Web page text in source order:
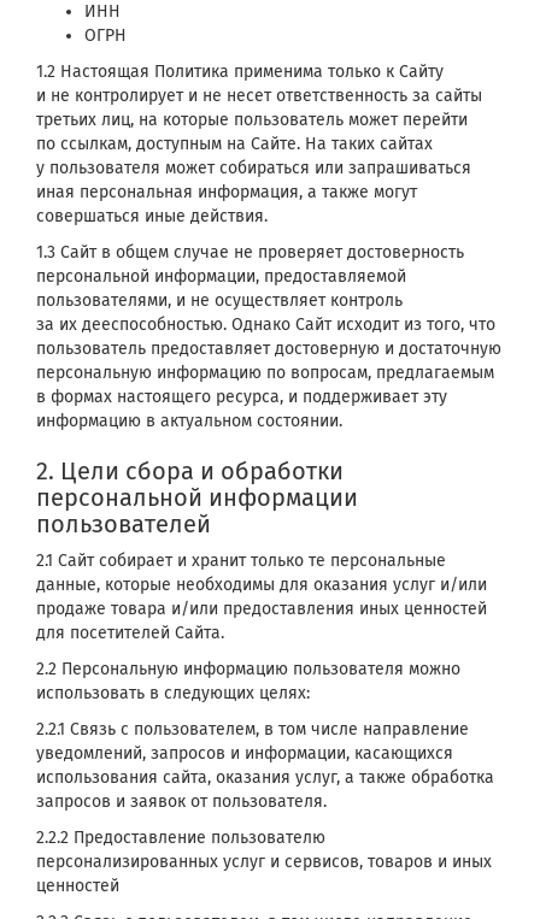
ИНН
ОГРН
1.2 Настоящая Политика применима только к Сайту
и не контролирует и не несет ответственность за сайты
третьих лиц, на которые пользователь может перейти
по ссылкам, доступным на Сайте. На таких сайтах
у пользователя может собираться или запрашиваться
иная персональная информация, а также могут
совершаться иные действия.
1.3 Сайт в общем случае не проверяет достоверность
персональной информации, предоставляемой
пользователями, и не осуществляет контроль
за их дееспособностью. Однако Сайт исходит из того, что
пользователь предоставляет достоверную и достаточную
персональную информацию по вопросам, предлагаемым
в формах настоящего ресурса, и поддерживает эту
информацию в актуальном состоянии.
2. Цели сбора и обработки
персональной информации
пользователей
2.1 Сайт собирает и хранит только те персональные
данные, которые необходимы для оказания услуг и/или
продаже товара и/или предоставления иных ценностей
для посетителей Сайта.
2.2 Персональную информацию пользователя можно
использовать в следующих целях:
2.2.1 Связь с пользователем, в том числе направление
уведомлений, запросов и информации, касающихся
использования сайта, оказания услуг, а также обработка
запросов и заявок от пользователя.
2.2.2 Предоставление пользователю
персонализированных услуг и сервисов, товаров и иных
ценностей